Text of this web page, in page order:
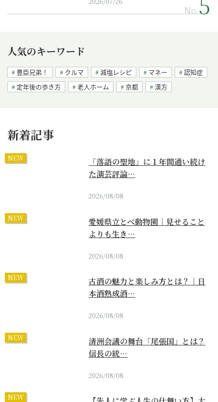
No.
人気のキーワード
豊臣兄弟！ クルマ 減塩レシピ マネー
認知症
定年後の歩き方
老人ホーム 京都 漢方
新着記事
NEW
「落語の聖地」に１年間通い続け
た演芸評論…
2026/08/08
NEW
愛媛県立とべ動物園｜見せること
よりも生き…
2026/08/08
NEW
古酒の魅力と楽しみ方とは？｜日
本酒熟成酒…
2026/08/08
NEW
清洲会議の舞台「尾張国」とは？
信長の統…
2026/08/08
NEW